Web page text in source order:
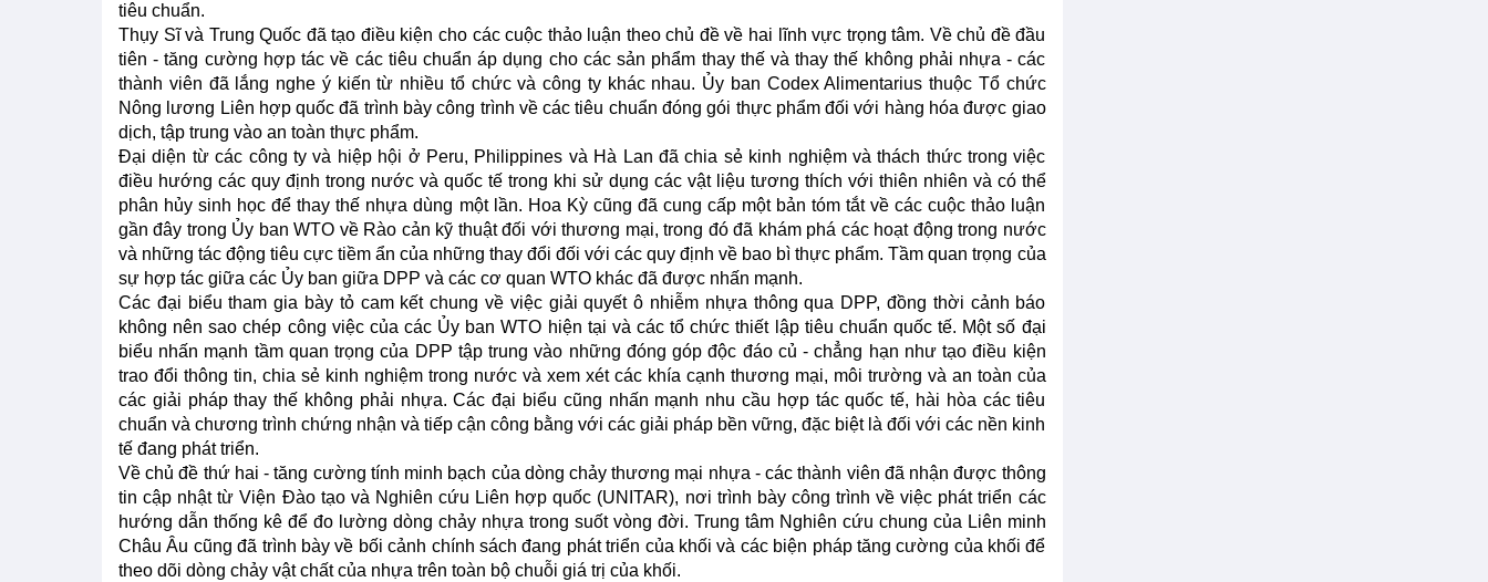
tiêu chuẩn.
Thụy Sĩ và Trung Quốc đã tạo điều kiện cho các cuộc thảo luận theo chủ đề về hai lĩnh vực trọng tâm. Về chủ đề đầu
tiên - tăng cường hợp tác về các tiêu chuẩn áp dụng cho các sản phẩm thay thế và thay thế không phải nhựa - các
thành viên đã lắng nghe ý kiến từ nhiều tổ chức và công ty khác nhau. Ủy ban Codex Alimentarius thuộc Tổ chức
Nông lương Liên hợp quốc đã trình bày công trình về các tiêu chuẩn đóng gói thực phẩm đối với hàng hóa được giao
dịch, tập trung vào an toàn thực phẩm.
Đại diện từ các công ty và hiệp hội ở Peru, Philippines và Hà Lan đã chia sẻ kinh nghiệm và thách thức trong việc
điều hướng các quy định trong nước và quốc tế trong khi sử dụng các vật liệu tương thích với thiên nhiên và có thể
phân hủy sinh học để thay thế nhựa dùng một lần. Hoa Kỳ cũng đã cung cấp một bản tóm tắt về các cuộc thảo luận
gần đây trong Ủy ban WTO về Rào cản kỹ thuật đối với thương mại, trong đó đã khám phá các hoạt động trong nước
và những tác động tiêu cực tiềm ẩn của những thay đổi đối với các quy định về bao bì thực phẩm. Tầm quan trọng của
sự hợp tác giữa các Ủy ban giữa DPP và các cơ quan WTO khác đã được nhấn mạnh.
Các đại biểu tham gia bày tỏ cam kết chung về việc giải quyết ô nhiễm nhựa thông qua DPP, đồng thời cảnh báo
không nên sao chép công việc của các Ủy ban WTO hiện tại và các tổ chức thiết lập tiêu chuẩn quốc tế. Một số đại
biểu nhấn mạnh tầm quan trọng của DPP tập trung vào những đóng góp độc đáo củ - chẳng hạn như tạo điều kiện
trao đổi thông tin, chia sẻ kinh nghiệm trong nước và xem xét các khía cạnh thương mại, môi trường và an toàn của
các giải pháp thay thế không phải nhựa. Các đại biểu cũng nhấn mạnh nhu cầu hợp tác quốc tế, hài hòa các tiêu
chuẩn và chương trình chứng nhận và tiếp cận công bằng với các giải pháp bền vững, đặc biệt là đối với các nền kinh
tế đang phát triển.
Về chủ đề thứ hai - tăng cường tính minh bạch của dòng chảy thương mại nhựa - các thành viên đã nhận được thông
tin cập nhật từ Viện Đào tạo và Nghiên cứu Liên hợp quốc (UNITAR), nơi trình bày công trình về việc phát triển các
hướng dẫn thống kê để đo lường dòng chảy nhựa trong suốt vòng đời. Trung tâm Nghiên cứu chung của Liên minh
Châu Âu cũng đã trình bày về bối cảnh chính sách đang phát triển của khối và các biện pháp tăng cường của khối để
theo dõi dòng chảy vật chất của nhựa trên toàn bộ chuỗi giá trị của khối.